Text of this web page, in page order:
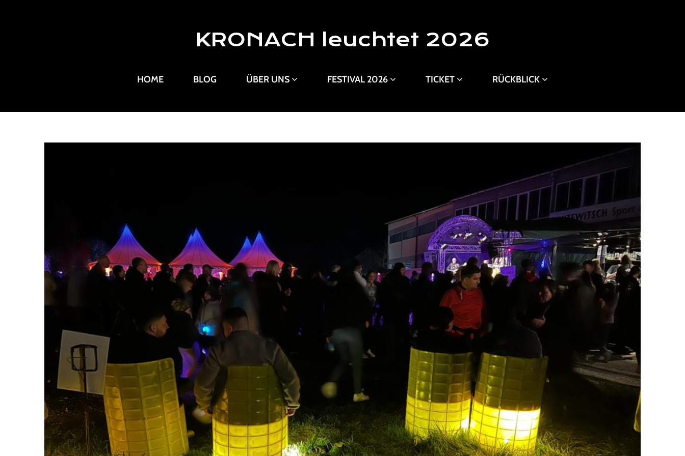
KRONACH leuchtet 2026
HOME BLOG ÜBER UNS FESTIVAL 2026 TICKET RÜCKBLICK